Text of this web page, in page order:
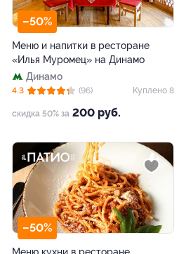
–50%
Меню и напитки в ресторане
«Илья Муромец» на Динамо
Динамо
скидка 50% за 200 руб.
4.3 (96) Куплено 8
–50%
Меню кухни в ресторане